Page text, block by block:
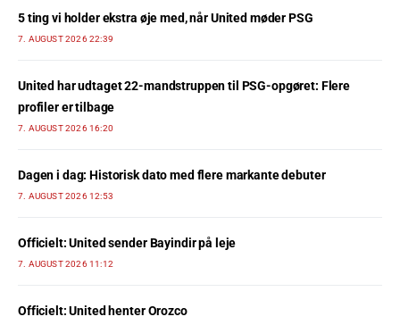
5 ting vi holder ekstra øje med, når United møder PSG
7. AUGUST 2026 22:39
United har udtaget 22-mandstruppen til PSG-opgøret: Flere
profiler er tilbage
7. AUGUST 2026 16:20
Dagen i dag: Historisk dato med flere markante debuter
7. AUGUST 2026 12:53
Officielt: United sender Bayindir på leje
7. AUGUST 2026 11:12
Officielt: United henter Orozco